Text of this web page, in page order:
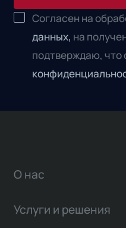
Согласен на
данных, на
подтверждаю, что
О нас
Услуги и решения